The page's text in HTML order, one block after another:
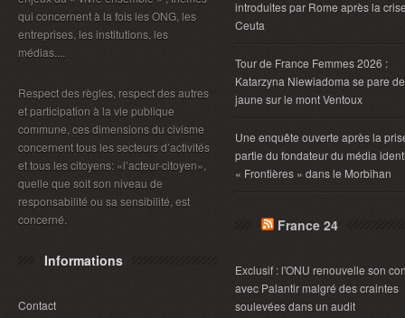
qui concernent à la fois les ONG, les
entreprises, les institutions, les
médias....
Respect des règles, respect des autres
et participation à la vie publique
commune, ces dimensions du civisme
concernent tous les secteurs d’activités
et tous les citoyens: «l’acteur-citoyen»,
quelle que soit son niveau de
responsabilité ou sa sensibilité, est
concerné.
Informations
Contact
introduites par Rome après la
Ceuta
Tour de France Femmes 2026 :
Katarzyna Niewiadoma se pare de
jaune sur le mont Ventoux
Une enquête ouverte après la
partie du fondateur du média
« Frontières » dans le Morbihan
France 24
Exclusif : l'ONU renouvelle son
avec Palantir malgré des craintes
soulevées dans un audit